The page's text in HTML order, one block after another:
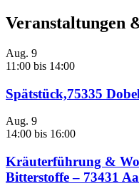
Veranstaltungen
Aug. 9
11:00 bis 14:00
Spätstück,75335 Dobel
Aug. 9
14:00 bis 16:00
Kräuterführung &
Bitterstoffe – 73431